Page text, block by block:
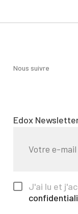
Nous suivre
Edox
J'ai lu et